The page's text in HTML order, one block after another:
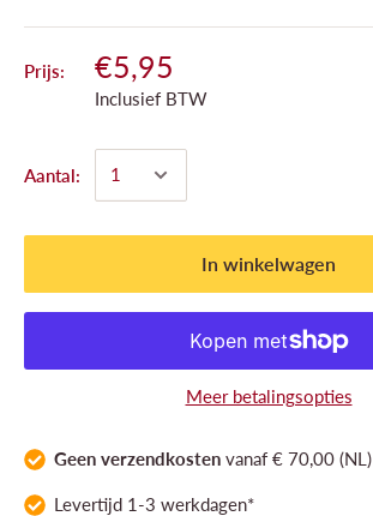
Prijs: €5,95
Inclusief BTW
Aantal:
In winkelwagen
Meer betalingsopties
Geen verzendkosten vanaf € 70,00 (NL)
Levertijd 1-3 werkdagen*